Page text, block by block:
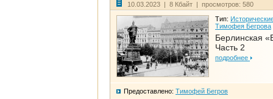
10.03.2023 | 8 Кбайт | просмотров: 580
Тип:
Тимофея Бегрова
Берлинская
Часть 2
подробнее
Предоставлено: Тимофей Бегров